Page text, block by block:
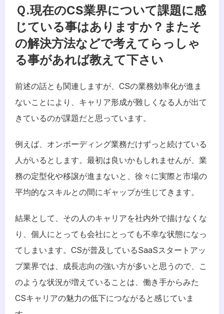
Ｑ.現在のCS業界について課題に感
じている事はありますか？またそ
の解決方法などで考えてらっしゃ
る事があれば教えて下さい
前述の話とも関連しますが、CSの業務効率化が進ま
ないことにより、キャリア形成が難しくなる人が出て
きているのが課題だと思っています。
例えば、オンボーディング業務だけずっと続けている
人がいるとします。最初は良いかもしれませんが、業
務の定型化や移譲が進まないと、徐々に実際と市場の
平均的なスキルとの間にギャップが生じてきます。
結果として、その人のキャリアを社内外で描けなくな
り、個人にとっても会社にとっても不幸な状態になっ
てしまいます。CSが普及しているSaaSスタートアッ
プ業界では、成長志向の強い方が多いと思うので、こ
のような状況が増えていることは、働き手からみた
CSキャリアの魅力の低下につながると感じていま